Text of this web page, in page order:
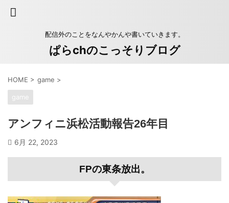
配信外のことをなんやかんや書いていきます。
ぱらchのこっそりブログ
HOME > game >
game
アンフィニ浜松活動報告26年目
6月 22, 2023
FPの東条放出。